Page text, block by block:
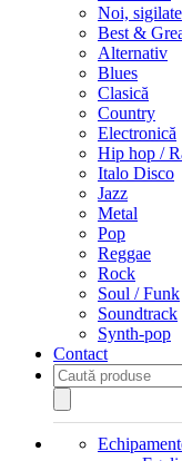
Noi, sigilate
Best &
Alternativ
Blues
Clasică
Country
Electronică
Hip hop /
Italo Disco
Jazz
Metal
Pop
Reggae
Rock
Soul / Funk
Soundtrack
Synth-pop
Contact
Products
search